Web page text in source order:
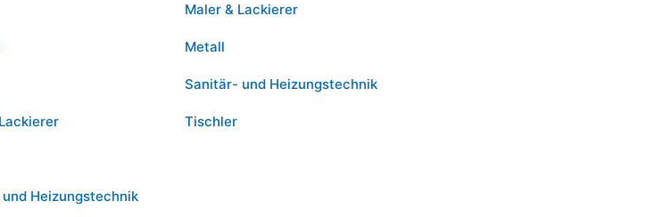
Heizungstechnik
Maler & Lackierer
Metall
Sanitär- und Heizungstechnik
Tischler